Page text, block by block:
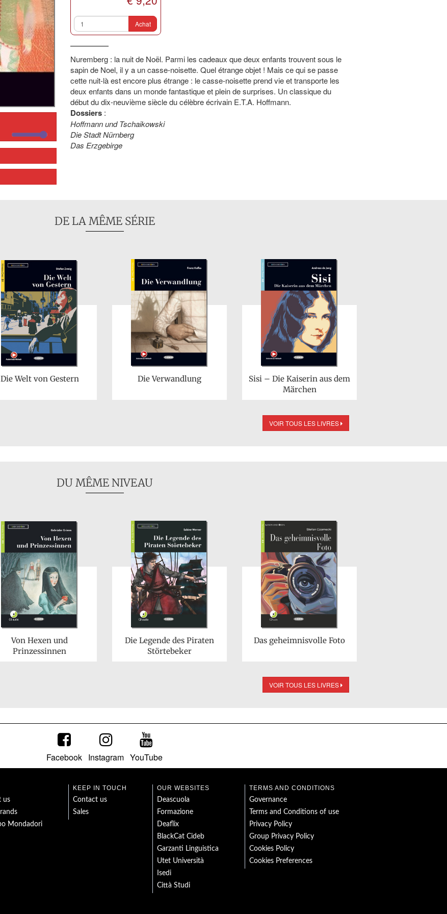
Achat
Nuremberg : la nuit de Noël. Parmi les cadeaux que deux enfants trouvent sous le
sapin de Noel, il y a un casse-noisette. Quel étrange objet ! Mais ce qui se passe
cette nuit-là est encore plus étrange : le casse-noisette prend vie et transporte les
deux enfants dans un monde fantastique et plein de surprises. Un classique du
début du dix-neuvième siècle du célèbre écrivain E.T.A. Hoffmann.
Dossiers :
Hoffmann und Tschaikowski
Die Stadt Nürnberg
Das Erzgebirge
DE LA MÊME SÉRIE
Die Welt von Gestern Die Verwandlung
Sisi – Die Kaiserin aus dem
Märchen
VOIR TOUS LES LIVRES
DU MÊME NIVEAU
Von Hexen und
Prinzessinnen
Die Legende des Piraten
Störtebeker
Das geheimnisvolle Foto
VOIR TOUS LES LIVRES
Facebook Instagram YouTube